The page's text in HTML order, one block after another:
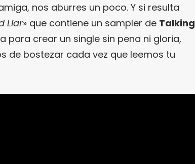
nos aburres un poco. Y si resulta
Liar» que contiene un sampler de Talking
para crear un single sin pena ni gloria,
de bostezar cada vez que leemos tu